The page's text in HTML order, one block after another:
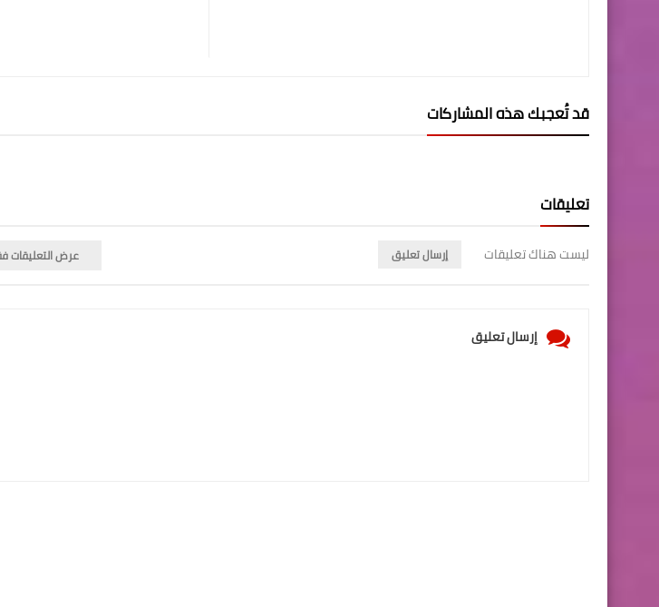
قد تُعجبك هذه المشاركات
تعليقات
ليست هناك تعليقات إرسال تعليق عرض التعليقات
إرسال تعليق